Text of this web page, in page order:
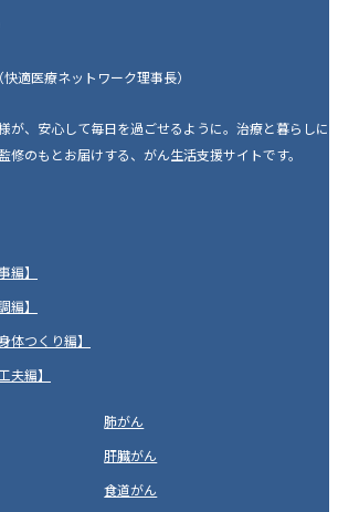
適医療ネットワーク理事長）
が、安心して毎日を過ごせるように。治療と暮らしに
修のもとお届けする、がん生活支援サイトです。
編】
編】
体つくり編】
夫編】
肺がん
肝臓がん
食道がん